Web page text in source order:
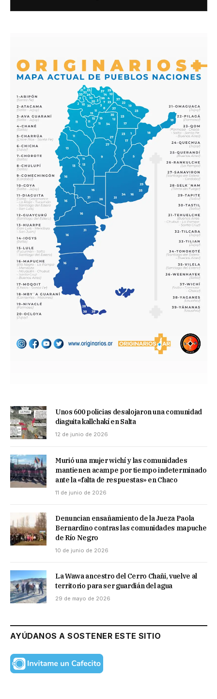
Unos 600 policias desalojaron una comunidad
diaguita kallchakí en Salta
12 de junio de 2026
Murió una mujer wichí y las comunidades
mantienen acampe por tiempo indeterminado
ante la «falta de respuestas» en Chaco
11 de junio de 2026
Denuncian ensañamiento de la Jueza Paola
Bernardino contras las comunidades mapuche
de Río Negro
10 de junio de 2026
La Wawa ancestro del Cerro Chañi, vuelve al
territorio para ser guardián del agua
29 de mayo de 2026
AYÚDANOS A SOSTENER ESTE SITIO